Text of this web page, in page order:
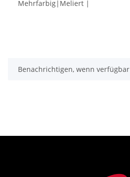
Mehrfarbig|Meliert |
Benachrichtigen, wenn verfügbar